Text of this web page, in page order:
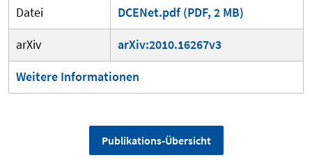
Datei
DCENet.pdf (PDF, 2 MB)
arXiv
arXiv:2010.16267v3
Weitere Informationen
Publikations-Übersicht